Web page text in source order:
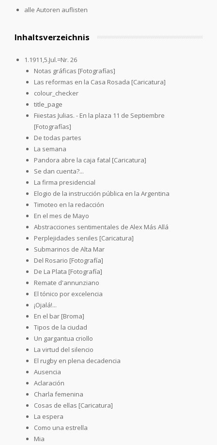
alle Autoren auflisten
Inhaltsverzeichnis
1.1911,5.Jul.=Nr. 26
Notas gráficas [Fotografías]
Las reformas en la Casa Rosada [Caricatura]
colour_checker
title_page
Fiiestas Julias. - En la plaza 11 de Septiembre
[Fotografías]
De todas partes
La semana
Pandora abre la caja fatal [Caricatura]
Se dan cuenta?...
La firma presidencial
Elogio de la instrucción pública en la Argentina
Timoteo en la redacción
En el mes de Mayo
Abstracciones sentimentales de Alex Más Allá
Perplejidades seniles [Caricatura]
Submarinos de Alta Mar
Del Rosario [Fotografía]
De La Plata [Fotografía]
Remate d'annunziano
El tónico por excelencia
¡Ojalá!...
En el bar [Broma]
Tipos de la ciudad
Un gargantua criollo
La virtud del silencio
El rugby en plena decadencia
Ausencia
Aclaración
Charla femenina
Cosas de ellas [Caricatura]
La espera
Como una estrella
Mia